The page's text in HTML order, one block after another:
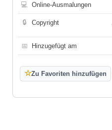
💻 Online-Ausmalungen
🔒 Copyright
📅 Hinzugefügt am
☆Zu Favoriten hinzufügen